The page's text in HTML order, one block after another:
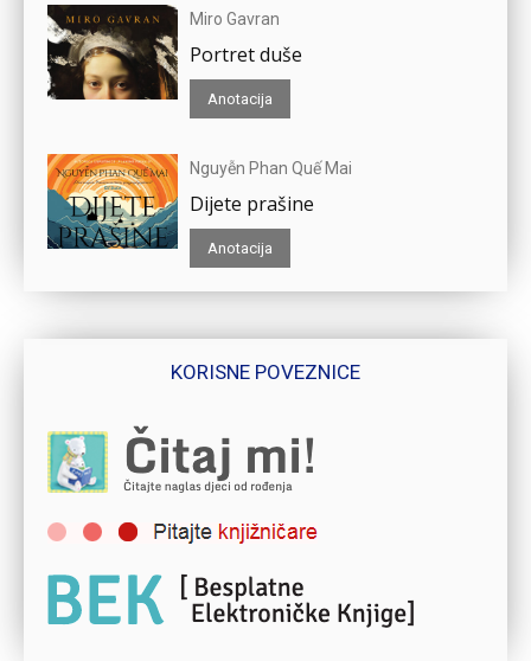
Miro Gavran
Portret duše
Anotacija
Nguyễn Phan Quế Mai
Dijete prašine
Anotacija
KORISNE POVEZNICE